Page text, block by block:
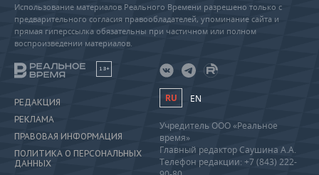
Использование материалов Реального Времени разрешено только с
предварительного согласия правообладателей, упоминание сайта и
прямая гиперссылка обязательны при частичном или полном
воспроизведении материалов.
18+
РЕДАКЦИЯ
РЕКЛАМА
ПРАВОВАЯ ИНФОРМАЦИЯ
ПОЛИТИКА О ПЕРСОНАЛЬНЫХ
ДАННЫХ
RU EN
Учредитель ООО «Реальное
время»
Главный редактор Саушина А.А.
Телефон редакции: +7 (843) 222-